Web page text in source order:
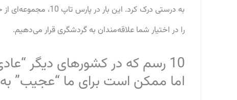
به درستی درک کرد.
را در اختیار شما علاقه‌مندان به گردشگری قرار می‌دهیم.
10 رسم که در کشورهای دیگر “عادی” تلقی می‌شوند؛
اما ممکن است برای ما “عجیب”